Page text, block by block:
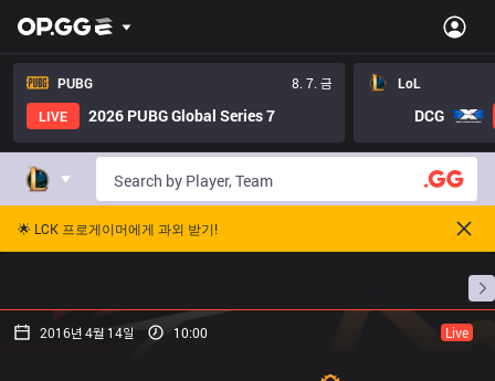
PUBG
8. 7. 금
LIVE
2026 PUBG Global Series 7
LoL
DCG
🌟 LCK 프로게이머에게 과외 받기!
프로빌
2016년 4월 14일 10:00 Live